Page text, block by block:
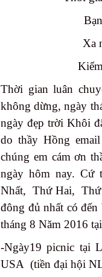
Xa
Thời gian luân
không dừng, ngày
ngày đẹp trời Khôi
do thầy Hồng
chúng em cám ơn
ngày hôm nay.
Nhất, Thứ Hai, Thứ
đông đủ nhất có đến
tháng 8 Năm 2016
-Ngày19 picnic tại
USA (tiền đại hội